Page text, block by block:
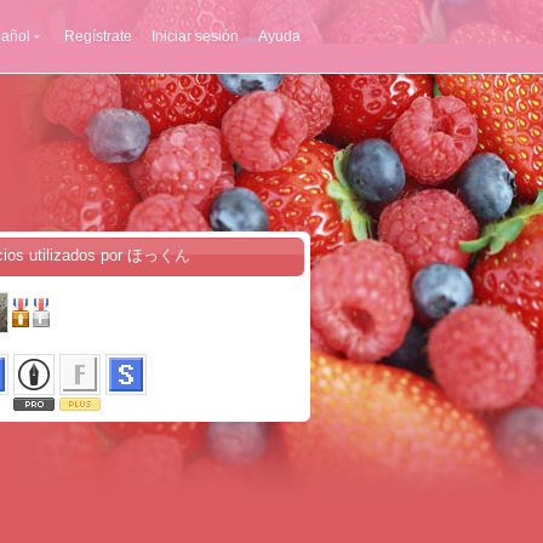
Regístrate Iniciar sesión Ayuda
utilizados por ほっくん